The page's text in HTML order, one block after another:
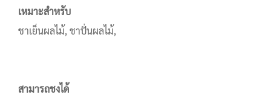
เหมาะสำหรับ
ชาเย็นผลไม้, ชาปั่นผลไม้,
สามารถชงได้